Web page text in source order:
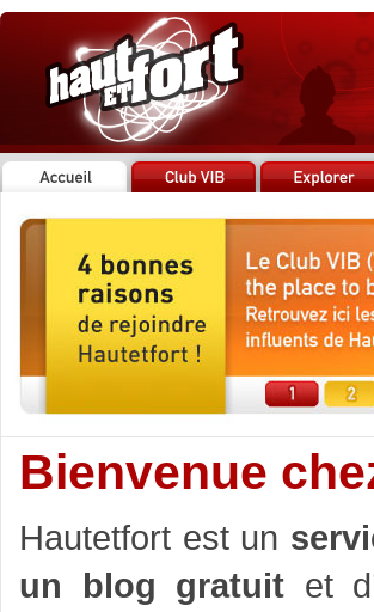
Bienvenue
Hautetfort est un
un blog gratuit et